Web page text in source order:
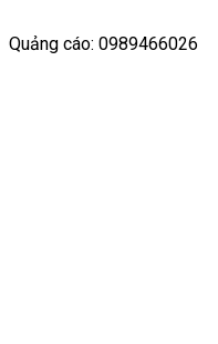
Quảng cáo: 0989466026